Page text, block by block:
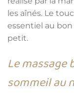
les aînés. Le
essentiel au
petit.
Le
sommeil au